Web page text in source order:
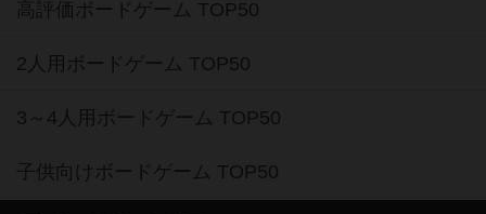
高評価ボードゲーム TOP50
2人用ボードゲーム TOP50
3～4人用ボードゲーム TOP50
子供向けボードゲーム TOP50